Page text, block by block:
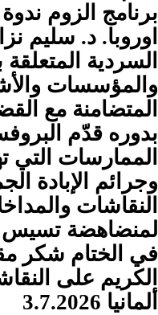
برنامج الزوم
اوروبا. د. سليم
السردية
والمؤسسات
المتضامنة مع
بدوره قدّم
الممارسات التي
وجرائم الإبادة
النقاشات
لمنضاهضة تسيس
في الختام شكر
الكريم على
ألمانيا 3.7.2026